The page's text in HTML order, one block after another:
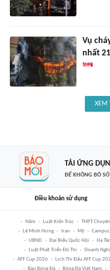
Vụ
nhất
XEM
TẢI ỨNG
ĐỂ KHÔNG BỎ
Điều khoản sử dụng
Năm Luật Kiến Trúc THPT
Lê Minh Hưng
Iran Mỹ
UBND
Đại Biểu Quốc Hội Hạ
Luật Phát Triển Đô Thị
Doanh
AFF Cup 2026
Lịch Thi Đấu AFF Cup
Báo Bóng Đá
Bóng Đá Việt Nam